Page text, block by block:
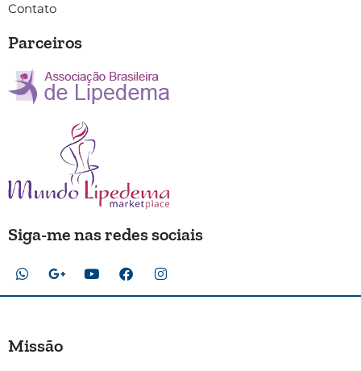
Contato
Parceiros
Siga-me nas redes sociais
Missão